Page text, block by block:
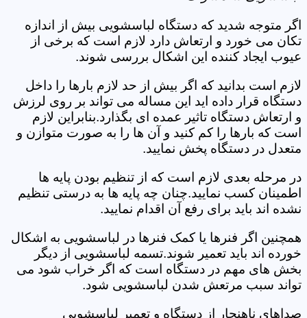
اگر متوجه شدید که دستگاه لباسشویی بیش از اندازه
تکان می خورد و ارتعاش دارد لازم است که برخی از
عیوب ایجاد کننده این اشکال بررسی شوند.
لازم است بدانید که اگر بیش از حد لازم بارها را داخل
دستگاه قرار داده اید این مساله می تواند بر روی لرزش
و ارتعاش دستگاه تاثیر عمده ای بگذارد.بنابراین لازم
است که بارها را کم کنید و آن ها را به صورت متوازن و
متعدل در دستگاه پخش نمایید.
در مرحله بعدی لازم است که از تنظیم بودن پایه ها
اطمینان کسب نمایید.چنان چه پایه ها به درستی تنظیم
نشده اند باید برای رفع آن اقدام نمایید.
همچنین اگر فنرها یا کمک فنرها در لباسشویی به اشکال
خورده اند باید تعمیر شوند.تسمه لباسشویی از دیگر
بخش های مهم در دستگاه است که اگر خراب شود می
تواند سبب مرتعش شدن لباسشویی شود.
صداهای ناهنجار از دستگاه و تعمیر لباسشویی